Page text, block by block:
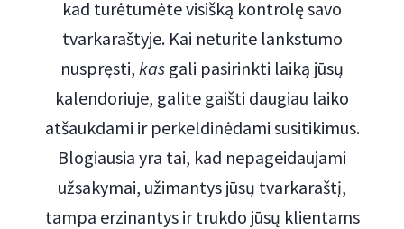
kad turėtumėte visišką kontrolę savo
tvarkaraštyje. Kai neturite lankstumo
nuspręsti, kas gali pasirinkti laiką jūsų
kalendoriuje, galite gaišti daugiau laiko
atšaukdami ir perkeldinėdami susitikimus.
Blogiausia yra tai, kad nepageidaujami
užsakymai, užimantys jūsų tvarkaraštį,
tampa erzinantys ir trukdo jūsų klientams